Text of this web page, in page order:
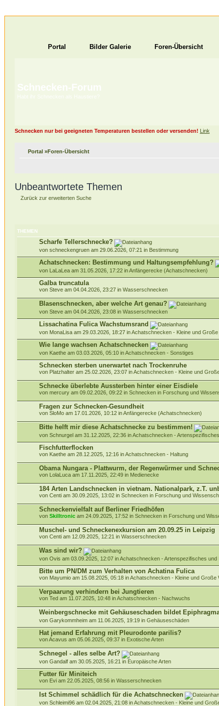
Portal Bilder Galerie Foren-Übersicht
Schnecken-Forum
Habt ihr Schnecken als Haustiere?
Schnecken nur bei geeigneten Temperaturen bestellen oder versenden! Link
Portal»Foren-Übersicht
Unbeantwortete Themen
Zurück zur erweiterten Suche
THEMEN
Scharfe Tellerschnecke?
von schneckengruen am 29.06.2026, 07:21 in Bestimmung
Achatschnecken: Bestimmung und Haltungsempfehlung?
von LaLaLea am 31.05.2026, 17:22 inAnfängerecke (Achatschnecken)
Galba truncatula
von Steve am 04.04.2026, 23:27 in Wasserschnecken
Blasenschnecken, aber welche Art genau?
von Steve am 04.04.2026, 23:08 in Wasserschnecken
Lissachatina Fulica Wachstumsrand
von MonaLisa am 29.03.2026, 18:27 inAchatschnecken - Kleine und
Wie lange wachsen Achatschnecken
von Kaethe am 03.03.2026, 05:10 inAchatschnecken - Sonstiges
Schnecken sterben unerwartet nach Trockenruhe
von Platzhalter am 25.02.2026, 23:07 inAchatschnecken - Kleine und
Schnecke überlebte Aussterben hinter einer Eisdiele
von mercury am 09.02.2026, 09:22 in Schnecken in Forschung und
Fragen zur Schnecken-Gesundheit
von SloMo am 17.01.2026, 10:12 inAnfängerecke (Achatschnecken)
Bitte helft mir diese Achatschnecke zu bestimmen!
von Schnurgel am 31.12.2025, 22:36 inAchatschnecken -
Fischfutterflocken
von Kaethe am 28.12.2025, 12:16 inAchatschnecken - Haltung
Obama Nungara - Plattwurm, der Regenwürmer und
von LolaLuca am 17.11.2025, 22:49 in Medienecke
184 Arten Landschnecken in vietnam. Nationalpark, z.T.
von Centi am 30.09.2025, 13:02 in Schnecken in Forschung und
Schneckenvielfalt auf Berliner Friedhöfen
von Skilltronicam 24.09.2025, 17:52 in Schnecken in Forschung und
Muschel- und Schneckenexkursion am 20.09.25 in Leipzig
von Centi am 12.09.2025, 12:21 in Wasserschnecken
Was sind wir?
von Ovis am 03.09.2025, 12:07 inAchatschnecken - Artenspezifisches und
Bitte um PN/DM zum Verhalten von Achatina Fulica
von Mayumio am 15.08.2025, 05:18 inAchatschnecken - Kleine und Große
Verpaarung verhindern bei Jungtieren
von Ted am 11.07.2025, 10:48 inAchatschnecken - Nachwuchs
Weinbergschnecke mit Gehäuseschaden bildet
von Garykommheim am 11.06.2025, 19:19 in Gehäuseschäden
Hat jemand Erfahrung mit Pleurodonte parilis?
von Acavus am 05.06.2025, 09:37 in Exotische Arten
Schnegel - alles selbe Art?
von Gandalf am 30.05.2025, 16:21 in Europäische Arten
Futter für Miniteich
von Evi am 22.05.2025, 08:56 in Wasserschnecken
Ist Schimmel schädlich für die Achatschnecken
von Schleimi96 am 02.04.2025, 21:08 inAchatschnecken - Kleine und